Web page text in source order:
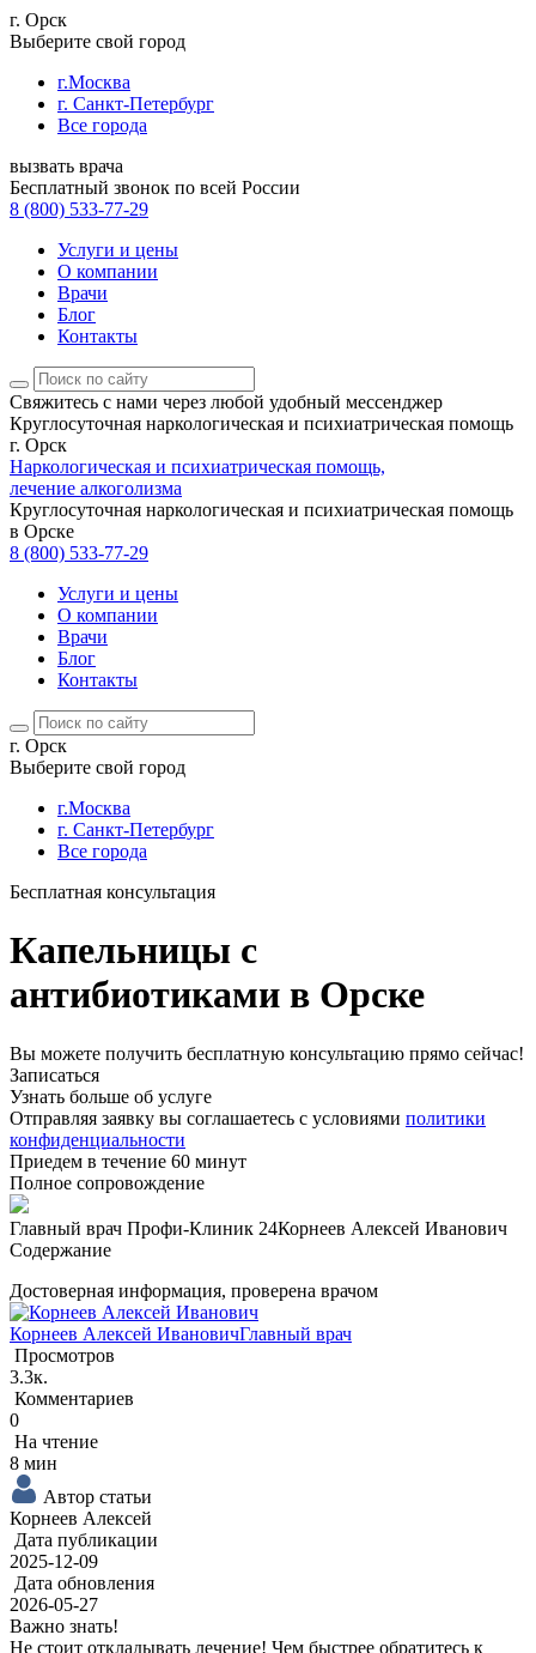
г. Орск
Выберите свой город
г.Москва
г. Санкт-Петербург
Все города
вызвать врача
Бесплатный звонок по всей России
8 (800) 533-77-29
Услуги и цены
О компании
Врачи
Блог
Контакты
Свяжитесь с нами через любой удобный мессенджер
Круглосуточная наркологическая и психиатрическая помощь
г. Орск
Наркологическая и психиатрическая помощь,
лечение алкоголизма
Круглосуточная наркологическая и психиатрическая помощь
в Орске
8 (800) 533-77-29
Услуги и цены
О компании
Врачи
Блог
Контакты
г. Орск
Выберите свой город
г.Москва
г. Санкт-Петербург
Все города
Бесплатная консультация
Капельницы с
антибиотиками в Орске
Вы можете получить бесплатную консультацию прямо сейчас!
Записаться
Узнать больше об услуге
Отправляя заявку вы соглашаетесь с условиями политики
конфиденциальности
Приедем в течение 60 минут
Полное сопровождение
Главный врач Профи-Клиник 24Корнеев Алексей Иванович
Содержание
Достоверная информация, проверена врачом
Корнеев Алексей ИвановичГлавный врач
Просмотров
3.3к.
Комментариев
0
На чтение
8 мин
Автор статьи
Корнеев Алексей
Дата публикации
2025-12-09
Дата обновления
2026-05-27
Важно знать!
Не стоит откладывать лечение! Чем быстрее обратитесь к